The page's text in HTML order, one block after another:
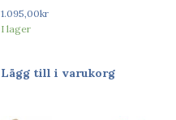
1.095,00kr
I lager
Lägg till i varukorg